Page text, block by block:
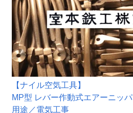
【ナイル空気工具】
MP型 レバー作動式エアーニッパ
用途／電気工事